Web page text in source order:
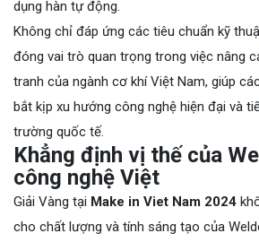
dụng hàn tự động.
Không chỉ đáp ứng các tiêu chuẩn kỹ
đóng vai trò quan trọng trong việc nâng
tranh của ngành cơ khí Việt Nam, giúp
bắt kịp xu hướng công nghệ hiện đại và
trường quốc tế.
Khẳng định vị thế của
công nghệ Việt
Giải Vàng tại Make in Viet Nam 2024
cho chất lượng và tính sáng tạo của